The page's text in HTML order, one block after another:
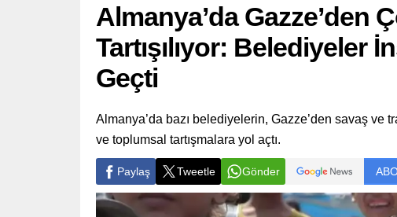
Almanya’da Gazze’den
Tartışılıyor: Belediyeler
Geçti
Almanya’da bazı belediyelerin, Gazze’den savaş ve
ve toplumsal tartışmalara yol açtı.
Paylaş Tweetle Gönder